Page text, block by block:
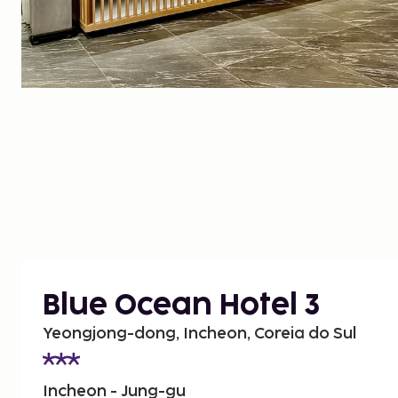
Blue Ocean Hotel 3
Yeongjong-dong, Incheon, Coreia do Sul
Incheon - Jung-gu